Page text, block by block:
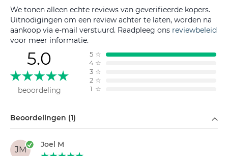
We tonen alleen echte reviews van geverifieerde kopers.
Uitnodigingen om een review achter te laten, worden na
aankoop via e-mail verstuurd. Raadpleeg ons reviewbeleid
voor meer informatie.
5.0
beoordeling
5 ☆
4 ☆
3 ☆
2 ☆
1 ☆
Beoordelingen (1)
JM
Joel M